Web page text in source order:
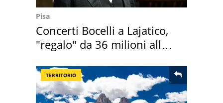
Pisa
Concerti Bocelli a Lajatico,
"regalo" da 36 milioni alla
TERRITORIO